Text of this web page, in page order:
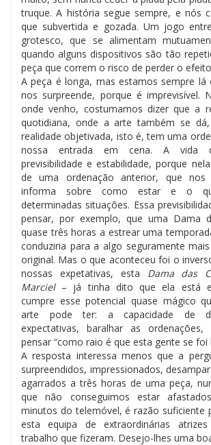
truque. A história segue sempre, e nós
que subvertida e gozada. Um jogo
grotesco, que se alimentam
quando alguns dispositivos são tão
peça que correm o risco de perder o
A peça é longa, mas estamos sempre lá
nos surpreende, porque é imprevisível.
onde venho, costumamos dizer que a
quotidiana, onde a arte também se
realidade objetivada, isto é, tem uma
nossa entrada em cena. A vida
previsibilidade e estabilidade, porque
de uma ordenação anterior, que nos
informa sobre como estar e o
determinadas situações. Essa
pensar, por exemplo, que uma Dama
quase três horas a estrear uma
conduziria para a algo seguramente
original. Mas o que aconteceu foi o
nossas expetativas, esta Dama das
Marciel– já tinha dito que ela está
cumpre esse potencial quase mágico
arte pode ter: a capacidade de
expectativas, baralhar as ordenações,
pensar “como raio é que esta gente se foi
A resposta interessa menos que a
surpreendidos, impressionados,
agarrados a três horas de uma peça,
que não conseguimos estar
minutos do telemóvel, é razão suficiente
esta equipa de extraordinárias
trabalho que fizeram. Desejo-lhes uma